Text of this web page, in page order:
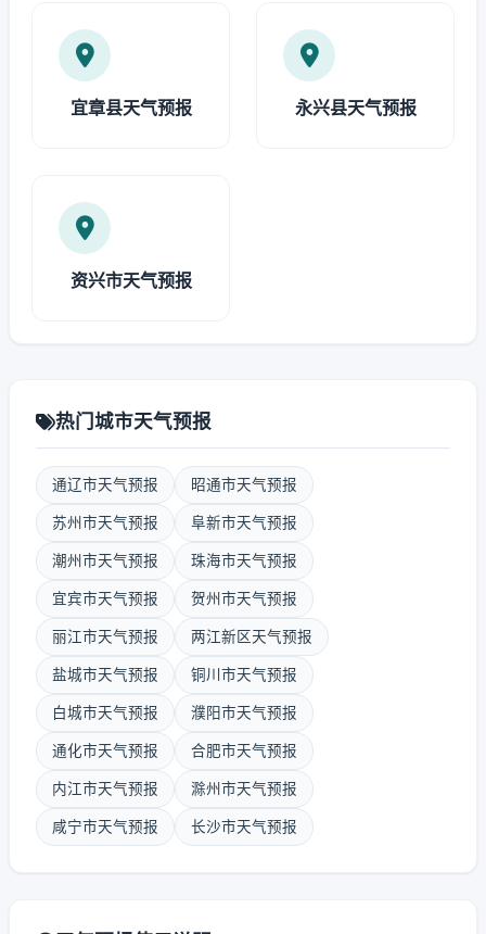
宜章县天气预报 永兴县天气预报
资兴市天气预报
热门城市天气预报
通辽市天气预报 昭通市天气预报
苏州市天气预报 阜新市天气预报
潮州市天气预报 珠海市天气预报
宜宾市天气预报 贺州市天气预报
丽江市天气预报 两江新区天气预报
盐城市天气预报 铜川市天气预报
白城市天气预报 濮阳市天气预报
通化市天气预报 合肥市天气预报
内江市天气预报 滁州市天气预报
咸宁市天气预报 长沙市天气预报